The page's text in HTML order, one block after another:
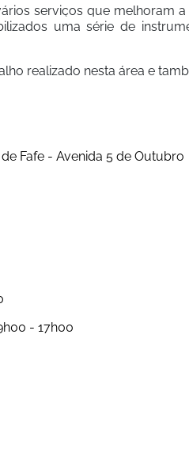
serviços que melhoram
uma série de
realizado nesta área e
Fafe - Avenida 5 de Outubro
- 17h00